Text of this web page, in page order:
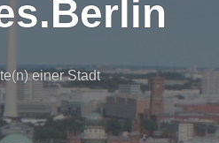
einer Stadt